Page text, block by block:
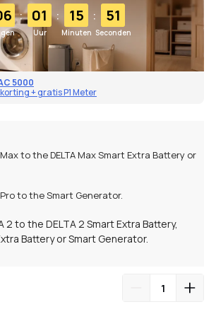
: 01
Uur
: 15
Minuten
: 51
Seconden
5000
+ gratis P1 Meter
to the DELTA Max Smart Extra Battery or
to the Smart Generator.
2 to the DELTA 2 SmartExtra Battery,
Battery orSmart Generator.
when the DELTA Pro is connected to